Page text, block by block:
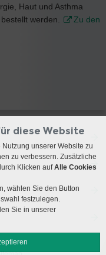
Haut und Asthma
werden.
Zu den
diese Website
unserer Website zu
zu verbessern. Zusätzliche
Klicken aufAlle Cookies
wählen Sie den Button
festzulegen.
Sie in unserer